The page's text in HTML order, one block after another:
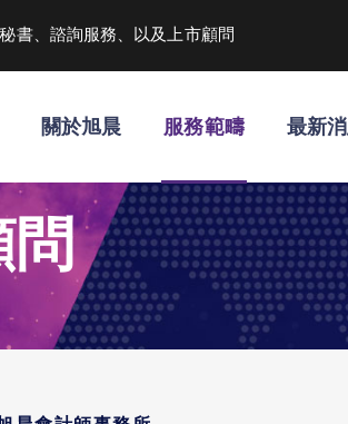
書、諮詢服務、以及上市顧問
關於旭晨 服務範疇 最新
問